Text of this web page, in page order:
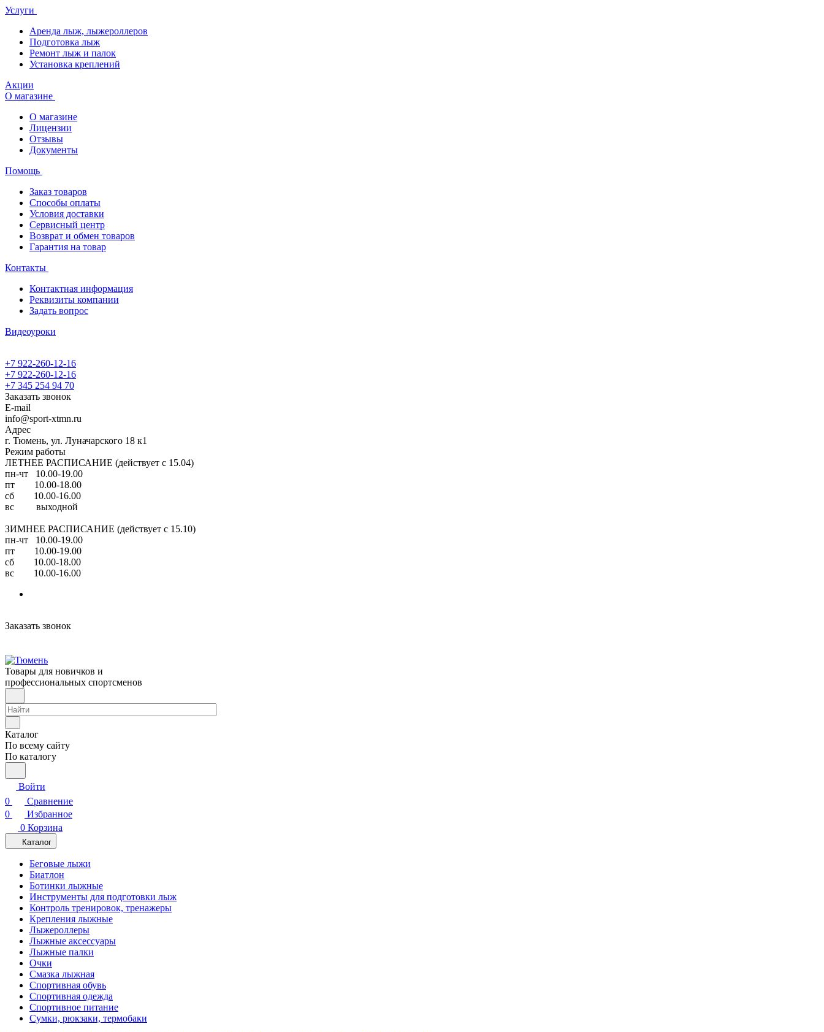
Услуги
Аренда лыж, лыжероллеров
Подготовка лыж
Ремонт лыж и палок
Установка креплений
Акции
О магазине
О магазине
Лицензии
Отзывы
Документы
Помощь
Заказ товаров
Способы оплаты
Условия доставки
Сервисный центр
Возврат и обмен товаров
Гарантия на товар
Контакты
Контактная информация
Реквизиты компании
Задать вопрос
Видеоуроки
+7 922-260-12-16
+7 922-260-12-16
+7 345 254 94 70
Заказать звонок
E-mail
info@sport-xtmn.ru
Адрес
г. Тюмень, ул. Луначарского 18 к1
Режим работы
ЛЕТНЕЕ РАСПИСАНИЕ (действует с 15.04)
пн-чт 10.00-19.00
пт 10.00-18.00
сб 10.00-16.00
вс выходной
ЗИМНЕЕ РАСПИСАНИЕ (действует с 15.10)
пн-чт 10.00-19.00
пт 10.00-19.00
сб 10.00-18.00
вс 10.00-16.00
Заказать звонок
Товары для новичков и
профессиональных спортсменов
Каталог
По всему сайту
По каталогу
Войти
0
Сравнение
0
Избранное
0 Корзина
Каталог
Беговые лыжи
Биатлон
Ботинки лыжные
Инструменты для подготовки лыж
Контроль тренировок, тренажеры
Крепления лыжные
Лыжероллеры
Лыжные аксессуары
Лыжные палки
Очки
Смазка лыжная
Спортивная обувь
Спортивная одежда
Спортивное питание
Сумки, рюкзаки, термобаки